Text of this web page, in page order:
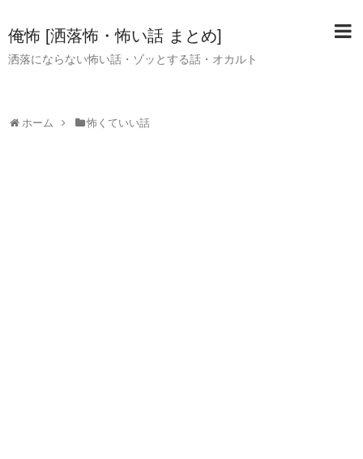
俺怖 [洒落怖・怖い話 まとめ]
洒落にならない怖い話・ゾッとする話・オカルト
ホーム 怖くていい話